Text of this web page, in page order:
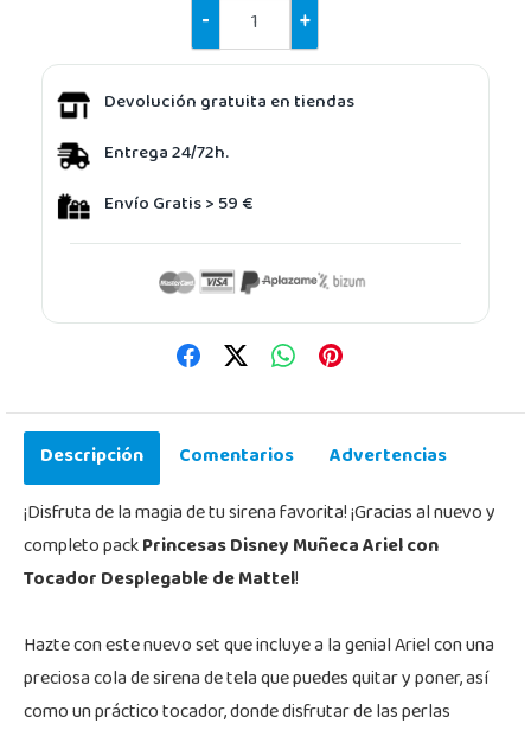
-
+
Devolución gratuita en tiendas
Entrega 24/72h.
Envío Gratis > 59 €
Descripción Comentarios
Advertencias
¡Disfruta de la magia de tu sirena favorita! ¡Gracias al nuevo y
completo packPrincesas Disney Muñeca Ariel con
Tocador Desplegable de Mattel!
Hazte con este nuevo set que incluye a la genial Ariel con una
preciosa cola de sirena de tela que puedes quitar y poner, así
como un práctico tocador, donde disfrutar de las perlas